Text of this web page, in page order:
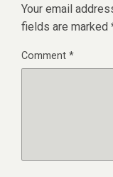
Your email
fields are marked
Comment*